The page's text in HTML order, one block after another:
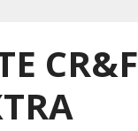
CR&F